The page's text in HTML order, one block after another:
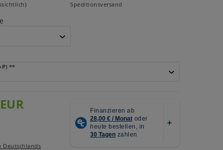
Speditionsversand
**
Deutschlands